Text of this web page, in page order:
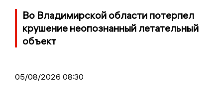
Во Владимирской области потерпел
крушение неопознанный летательный
объект
05/08/2026 08:30